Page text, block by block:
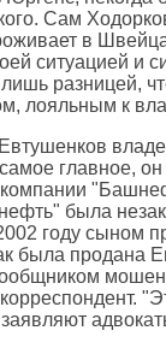
Сам
в
ситуацией и
разницей,
лояльным к
главное, он
была
году сыном
была продана